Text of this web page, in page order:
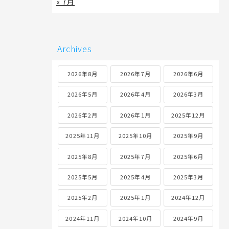
Archives
2026年8月 2026年7月 2026年6月
2026年5月 2026年4月 2026年3月
2026年2月 2026年1月 2025年12月
2025年11月 2025年10月 2025年9月
2025年8月 2025年7月 2025年6月
2025年5月 2025年4月 2025年3月
2025年2月 2025年1月 2024年12月
2024年11月 2024年10月 2024年9月